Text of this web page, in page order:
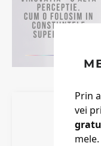
Prin
vei
mele.